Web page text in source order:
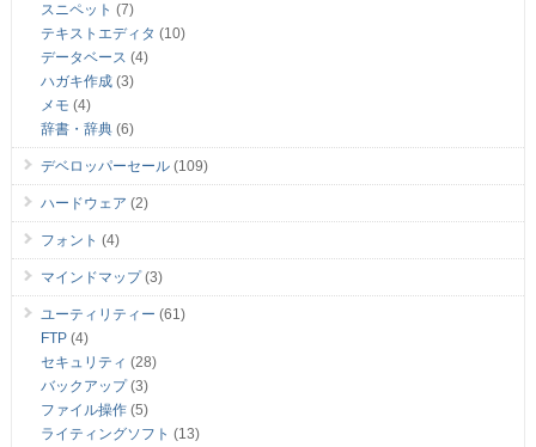
スニペット (7)
テキストエディタ (10)
データベース (4)
ハガキ作成(3)
メモ (4)
辞書・辞典(6)
デベロッパーセール(109)
ハードウェア (2)
フォント (4)
マインドマップ(3)
ユーティリティー (61)
FTP(4)
セキュリティ (28)
バックアップ(3)
ファイル操作(5)
ライティングソフト (13)